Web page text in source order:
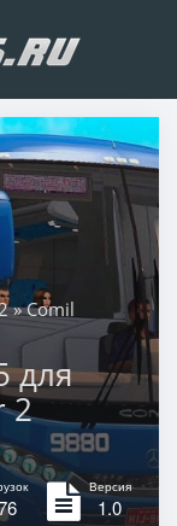
» Comil
для
2
Версия
1.0